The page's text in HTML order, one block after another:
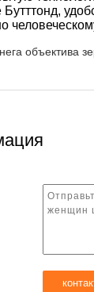
объектива